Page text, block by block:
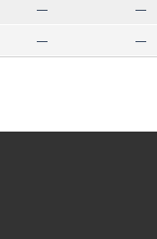
— —
— —